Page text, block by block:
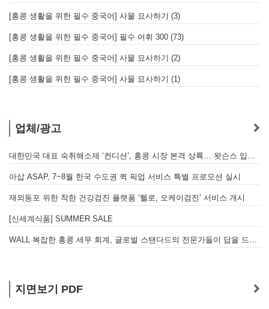
[홍콩 생활을 위한 필수 중국어] 사물 묘사하기 (3)
[홍콩 생활을 위한 필수 중국어] 필수 어휘 300 (73)
[홍콩 생활을 위한 필수 중국어] 사물 묘사하기 (2)
[홍콩 생활을 위한 필수 중국어] 사물 묘사하기 (1)
업체/광고
아삽 ASAP, 7~8월 한국 수도권 퀵 픽업 서비스 특별 프로모션 실시
재외동포 위한 착한 건강검진 플랫폼 ‘헬로, 오케이검진’ 서비스 개시
[신세계식품] SUMMER SALE
지면보기 PDF